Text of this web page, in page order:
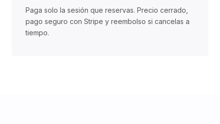
Paga solo la sesión que reservas. Precio cerrado,
pago seguro con Stripe y reembolso si cancelas a
tiempo.